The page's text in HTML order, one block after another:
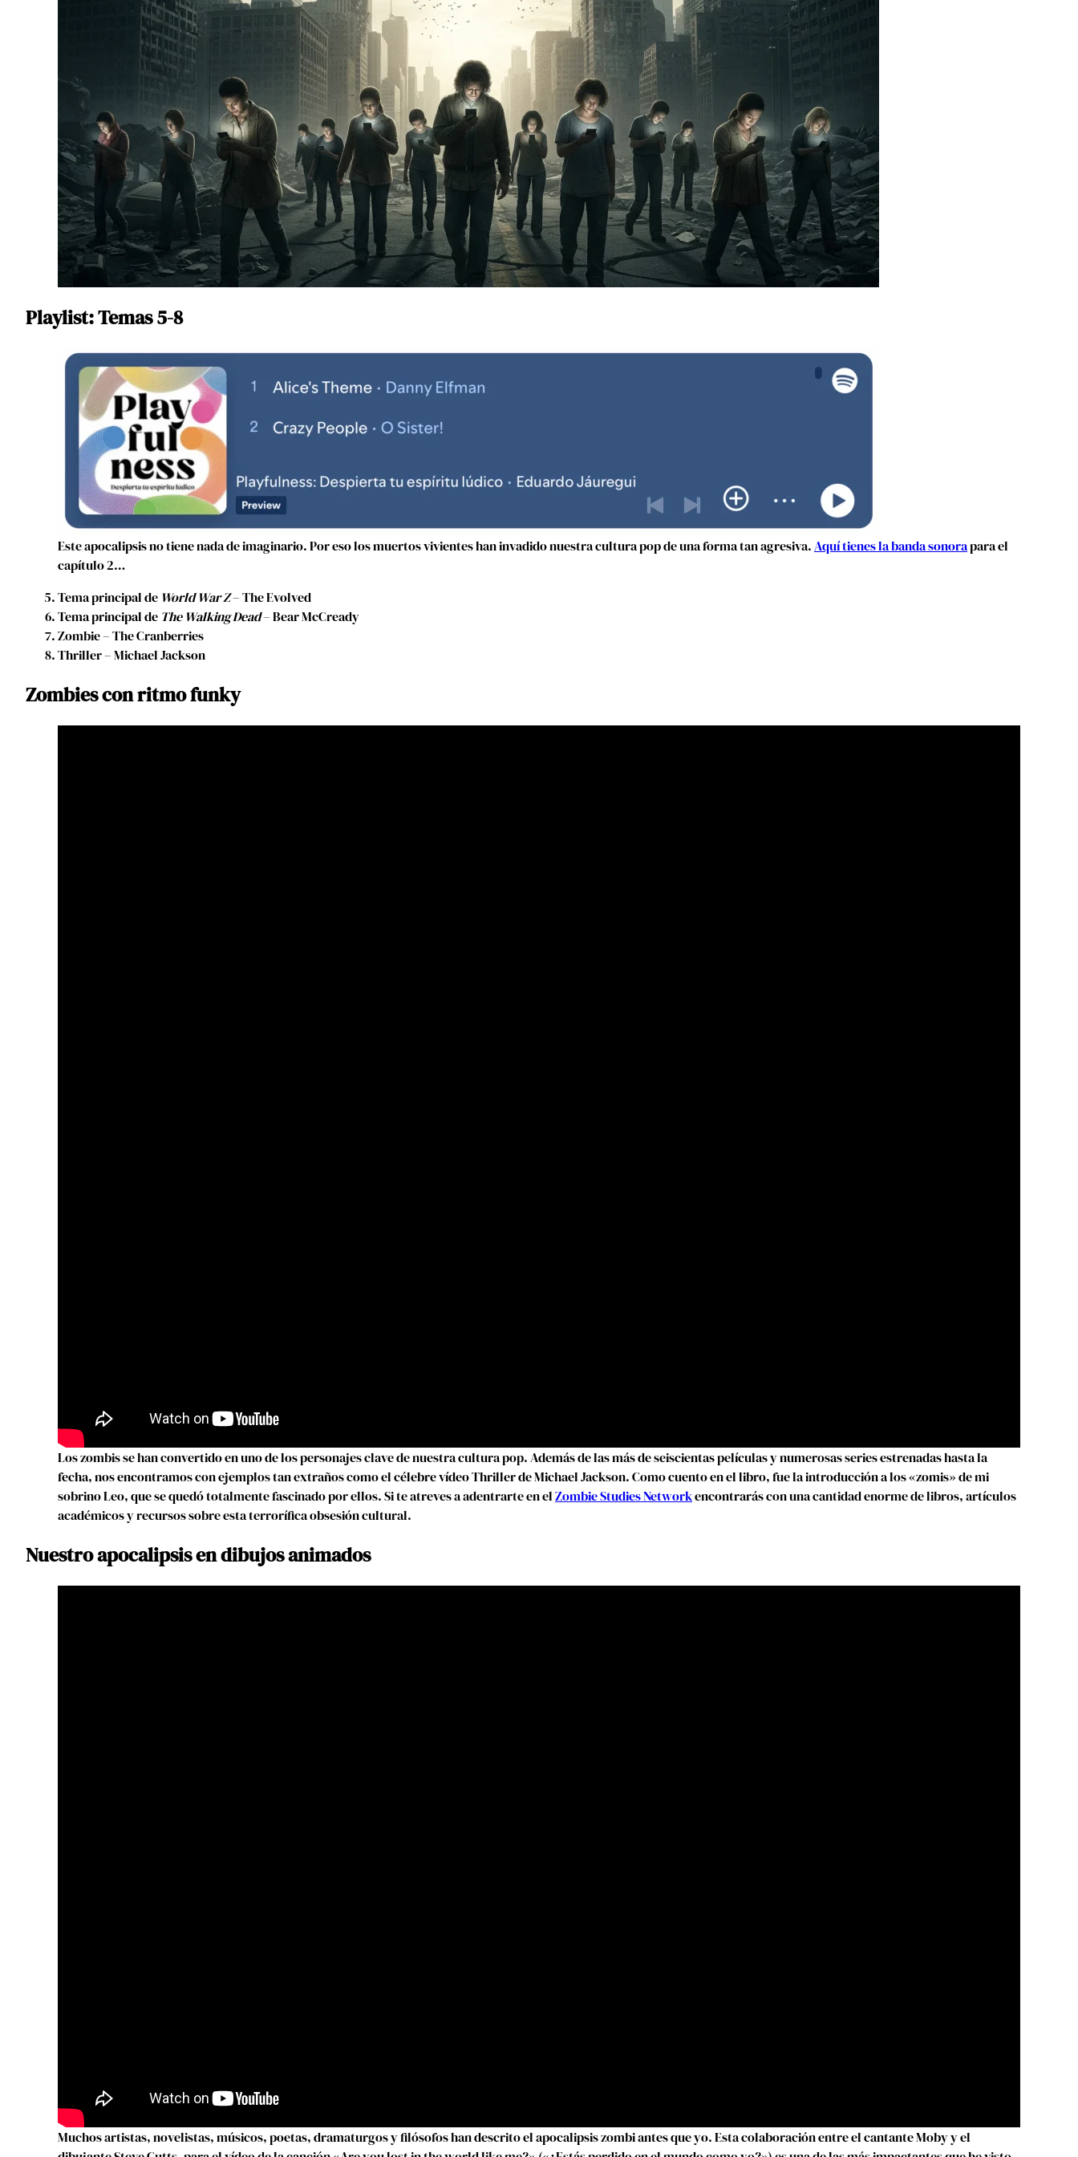
Playlist: Temas 5-8
Este apocalipsis no tiene nada de imaginario. Por eso los muertos vivientes han invadido nuestra cultura pop de una forma tan agresiva.Aquí tienes la banda sonorapara el
capítulo 2…
Tema principal de World War Z– The Evolved
Tema principal de The Walking Dead– Bear McCready
Zombie – The Cranberries
Thriller – Michael Jackson
Zombies con ritmo funky
Los zombis se han convertido en uno de los personajes clave de nuestra cultura pop. Además de las más de seiscientas películas y numerosas series estrenadas hasta la
fecha, nos encontramos con ejemplos tan extraños como el célebre vídeo Thriller de Michael Jackson. Como cuento en el libro, fue la introducción a los «zomis» de mi
sobrino Leo, que se quedó totalmente fascinado por ellos. Si te atreves a adentrarte en elZombie Studies Networkencontrarás con una cantidad enorme de libros, artículos
académicos y recursos sobre esta terrorífica obsesión cultural.
Nuestro apocalipsis en dibujos animados
Muchos artistas, novelistas, músicos, poetas, dramaturgos y filósofos han descrito el apocalipsis zombi antes que yo. Esta colaboración entre el cantante Moby y el